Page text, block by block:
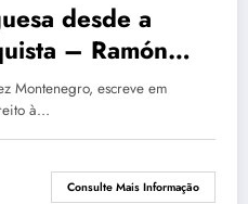
desde a
– Ramón
Montenegro, escreve em
à…
Consulte Mais Informação